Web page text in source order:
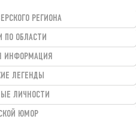
РЕГИОНА
ПО ОБЛАСТИ
ИНФОРМАЦИЯ
ЛЕГЕНДЫ
ЛИЧНОСТИ
ЮМОР